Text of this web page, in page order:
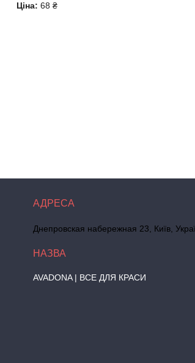
Ціна: 68 ₴
Днепровская набережная 23, Київ,
AVADONA | ВСЕ ДЛЯ КРАСИ